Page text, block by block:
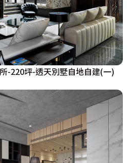
-220坪-透天別墅自地自建(一)